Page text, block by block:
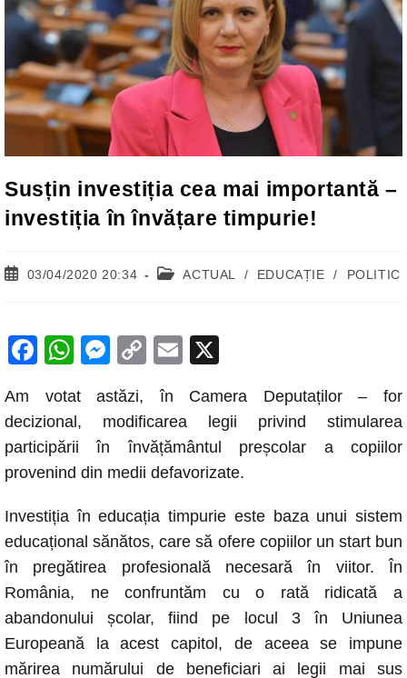
Susțin investiția cea mai importantă –
investiția în învățare timpurie!
Post03/04/2020 20:34
PostACTUAL / EDUCAȚIE / POLITIC
F
c
e
b
o
k
W
at
s
A
p
M
ss
e
n
er
C
p
y
Li
k
E
ail
Am votat astăzi, în Camera Deputaților – for
decizional, modificarea legii privind stimularea
participării în învățământul preșcolar a copiilor
provenind din medii defavorizate.
Investiția în educația timpurie este baza unui sistem
educațional sănătos, care să ofere copiilor un start bun
în pregătirea profesională necesară în viitor. În
România, ne confruntăm cu o rată ridicată a
abandonului școlar, fiind pe locul 3 în Uniunea
Europeană la acest capitol, de aceea se impune
mărirea numărului de beneficiari ai legii mai sus